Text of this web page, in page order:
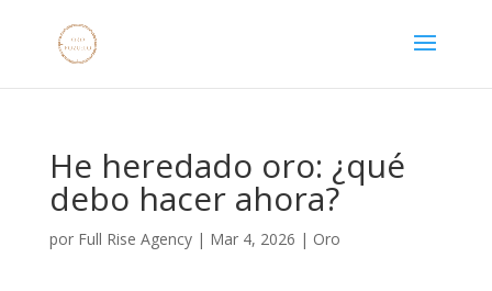
He heredado oro: ¿qué
debo hacer ahora?
por Full Rise Agency| Mar 4, 2026 | Oro